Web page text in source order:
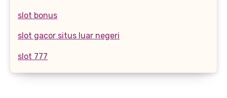
slot bonus
slot gacor situs luar negeri
slot 777